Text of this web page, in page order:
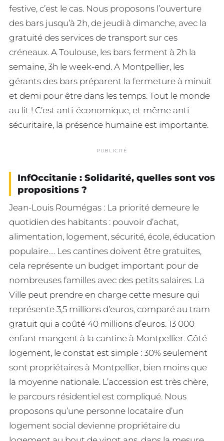
festive, c’est le cas. Nous proposons l’ouverture
des bars jusqu’à 2h, de jeudi à dimanche, avec la
gratuité des services de transport sur ces
créneaux. A Toulouse, les bars ferment à 2h la
semaine, 3h le week-end. A Montpellier, les
gérants des bars préparent la fermeture à minuit
et demi pour être dans les temps. Tout le monde
au lit ! C’est anti-économique, et même anti
sécuritaire, la présence humaine est importante.
PUBLICITÉ
InfOccitanie : Solidarité, quelles sont vos
propositions ?
Jean-Louis Roumégas : La priorité demeure le
quotidien des habitants : pouvoir d’achat,
alimentation, logement, sécurité, école, éducation
populaire…. Les cantines doivent être gratuites,
cela représente un budget important pour de
nombreuses familles avec des petits salaires. La
Ville peut prendre en charge cette mesure qui
représente 3,5 millions d’euros, comparé au tram
gratuit qui a coûté 40 millions d’euros. 13 000
enfant mangent à la cantine à Montpellier. Côté
logement, le constat est simple : 30% seulement
sont propriétaires à Montpellier, bien moins que
la moyenne nationale. L’accession est très chère,
le parcours résidentiel est compliqué. Nous
proposons qu’une personne locataire d’un
logement social devienne propriétaire du